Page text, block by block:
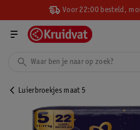
Voor 22:00 besteld,
Luierbroekjes maat 5